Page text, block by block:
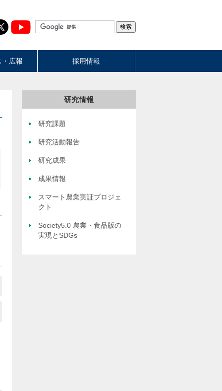
広報 採用情報
研究情報
研究課題
研究活動報告
研究成果
成果情報
スマート農業実証プロジェ
クト
Society5.0 農業・食品版の
実現とSDGs